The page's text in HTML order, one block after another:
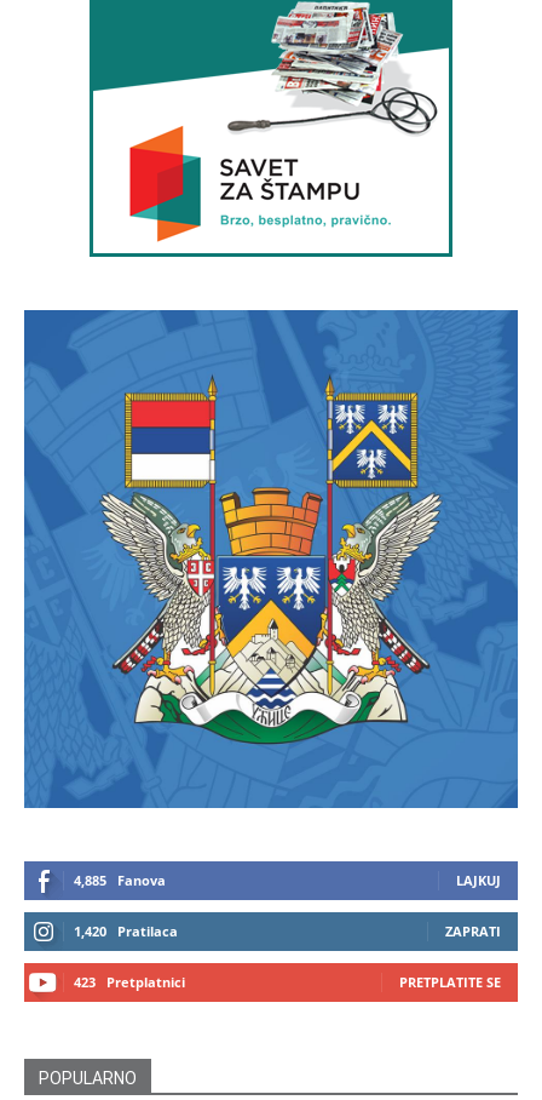
4,885 Fanova LAJKUJ
1,420 Pratilaca ZAPRATI
423 Pretplatnici PRETPLATITE SE
POPULARNO